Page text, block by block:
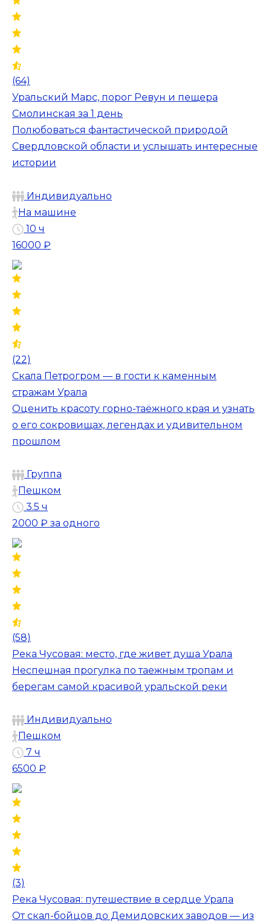
(64)
Уральский Марс, порог Ревун и пещера
Смолинская за 1 день
Полюбоваться фантастической природой
Свердловской области и услышать интересные
истории
Индивидуально
На машине
10 ч
16000 ₽
(22)
Скала Петрогром — в гости к каменным
стражам Урала
Оценить красоту горно-таёжного края и узнать
о его сокровищах, легендах и удивительном
прошлом
Группа
Пешком
3.5 ч
2000 ₽ за одного
(58)
Река Чусовая: место, где живет душа Урала
Неспешная прогулка по таежным тропам и
берегам самой красивой уральской реки
Индивидуально
Пешком
7 ч
6500 ₽
(3)
Река Чусовая: путешествие в сердце Урала
От скал-бойцов до Демидовских заводов — из